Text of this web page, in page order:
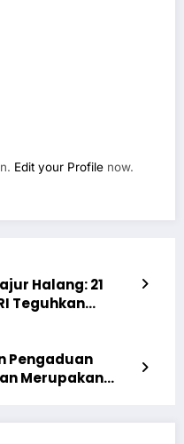
Edit your Profile now.
Halang: 21
Teguhkan
Pengaduan
Merupakan